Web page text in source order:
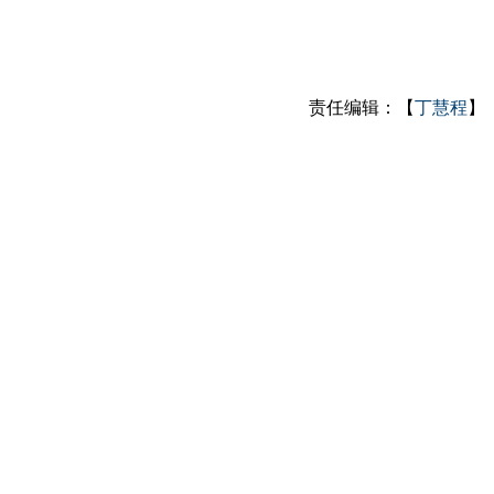
责任编辑：【丁慧程 】